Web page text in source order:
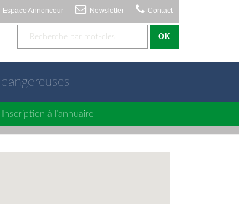
Espace Annonceur Newsletter Contact
OK
Inscription à l’annuaire